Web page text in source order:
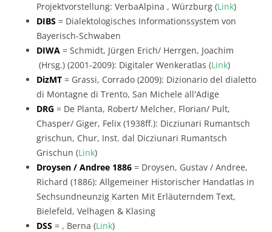
Projektvorstellung: VerbaAlpina , Würzburg (Link)
DIBS = Dialektologisches Informationssystem von
Bayerisch-Schwaben
DIWA = Schmidt, Jürgen Erich/ Herrgen, Joachim
(Hrsg.) (2001-2009): Digitaler Wenkeratlas (Link)
DizMT = Grassi, Corrado (2009): Dizionario del dialetto
di Montagne di Trento, San Michele all'Adige
DRG = De Planta, Robert/ Melcher, Florian/ Pult,
Chasper/ Giger, Felix (1938ff.): Dicziunari Rumantsch
grischun, Chur, Inst. dal Dicziunari Rumantsch
Grischun (Link)
Droysen / Andree 1886 = Droysen, Gustav / Andree,
Richard (1886): Allgemeiner Historischer Handatlas in
Sechsundneunzig Karten Mit Erläuterndem Text,
Bielefeld, Velhagen & Klasing
DSS = , Berna (Link)